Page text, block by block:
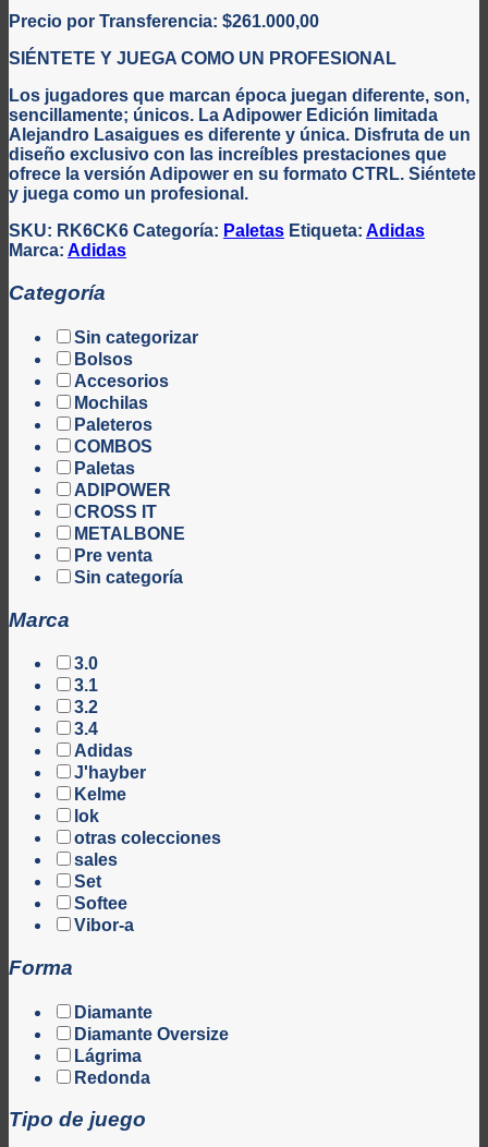
original
$385.990,00.
actual
$290.000,00.
Precio por Transferencia: $261.000,00
SIÉNTETE Y JUEGA COMO UN PROFESIONAL
Los jugadores que marcan época juegan diferente, son,
sencillamente; únicos. La Adipower Edición limitada
Alejandro Lasaigues es diferente y única. Disfruta de un
diseño exclusivo con las increíbles prestaciones que
ofrece la versión Adipower en su formato CTRL. Siéntete
y juega como un profesional.
SKU: RK6CK6 Categoría: Paletas Etiqueta: Adidas
Marca: Adidas
Categoría
Sin categorizar
Bolsos
Accesorios
Mochilas
Paleteros
COMBOS
Paletas
ADIPOWER
CROSS IT
METALBONE
Pre venta
Sin categoría
Marca
3.0
3.1
3.2
3.4
Adidas
J'hayber
Kelme
lok
otras colecciones
sales
Set
Softee
Vibor-a
Forma
Diamante
Diamante Oversize
Lágrima
Redonda
Tipo de juego